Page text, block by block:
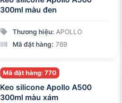
300ml màu đen
Thương hiệu: APOLLO
Mã đặt hàng: 769
Mã đặt hàng: 770
Keo silicone Apollo A500
300ml màu xám